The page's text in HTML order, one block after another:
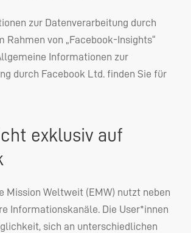
zur Datenverarbeitung durch
Rahmen von „Facebook-Insights“
Informationen zur
durch Facebook Ltd. finden Sie für
exklusiv auf
Mission Weltweit (EMW) nutzt neben
Informationskanäle. Die User*innen
sich an unterschiedlichen